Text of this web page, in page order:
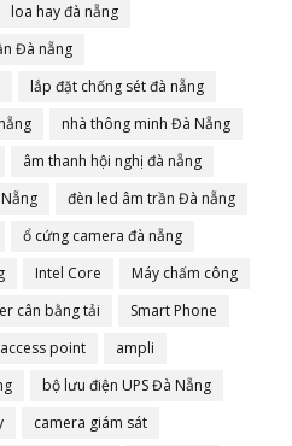
loa hay đà nẵng
Đà nẵng
lắp đặt chống sét đà nẵng
nhà thông minh Đà Nẵng
âm thanh hội nghị đà nẵng
đèn led âm trần Đà nẵng
ổ cứng camera đà nẵng
Intel Core
Máy chấm công
cân bằng tải
Smart Phone
access point
ampli
bộ lưu điện UPS Đà Nẵng
camera giám sát